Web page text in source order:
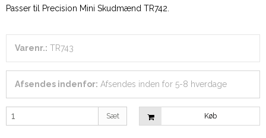
Passer til Precision Mini Skudmænd TR742.
Varenr.: TR743
Afsendes indenfor: Afsendes inden for 5-8 hverdage
Sæt Køb